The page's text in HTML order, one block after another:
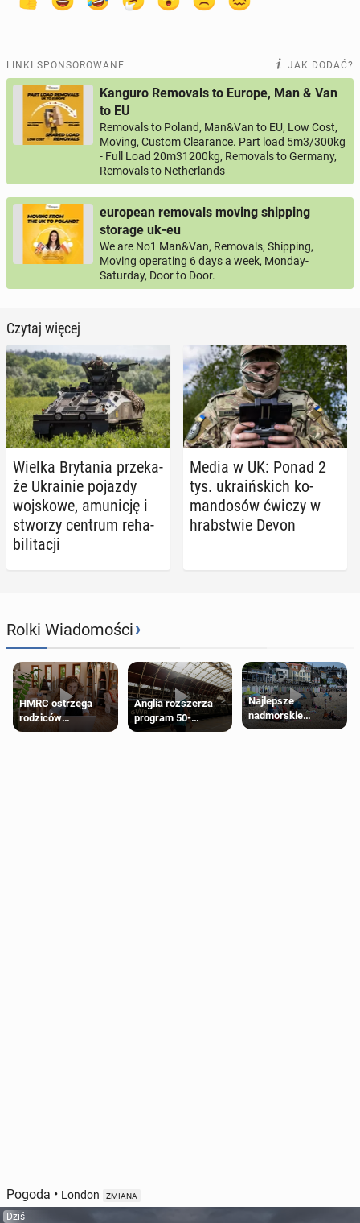
LINKI SPONSOROWANE JAK DODAĆ?
Kanguro Removals to Europe, Man & Van
to EU
Removals to Poland, Man&Van to EU, Low Cost,
Moving, Custom Clearance. Part load 5m3/300kg
- Full Load 20m31200kg, Removals to Germany,
Removals to Netherlands
european removals moving shipping
storage uk-eu
We are No1 Man&Van, Removals, Shipping,
Moving operating 6 days a week, Monday-
Saturday, Door to Door.
Czytaj więcej
Wielka Bry­ta­nia prze­ka­
że Ukra­inie pojazdy
woj­sko­we, amu­ni­cję i
stworzy centrum re­ha­
bi­li­ta­cji
Media w UK: Ponad 2
tys. ukra­iń­skich ko­
man­do­sów ćwiczy w
hrab­stwie Devon
Rolki Wiadomości›
HMRC ostrzega
rodziców
pobierających Child
Anglia rozszerza
program 50-
procentowych
Najlepsze
nadmorskie
miasteczko blisko
Pogoda • London ZMIANA
Dziś